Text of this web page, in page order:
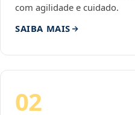
com agilidade e cuidado.
SAIBA MAIS
02